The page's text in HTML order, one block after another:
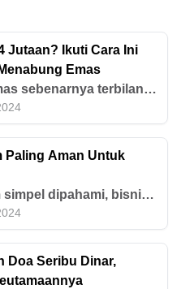
Jutaan? Ikuti Cara Ini
Emas
sebenarnya terbilang
sangat
namun terkadang sulit
gaji pas-pasan. Mau
emas dengan gaji
Paling Aman Untuk
simpel dipahami, bisnis
nyata dalam kehidupan
eksplorasi lebih lanjut!
Doa Seribu Dinar,